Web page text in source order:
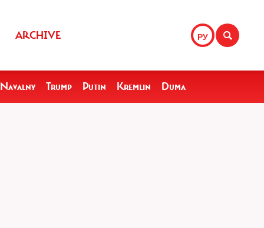
РУ
ARCHIVE
Navalny Trump Putin Kremlin Duma